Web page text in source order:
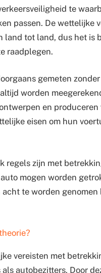
te
passen. De wettelijke
land tot land, dus het is
raadplegen.
gemeten
worden
en produceren
eisen om hun
regels zijn met
mogen worden
te worden
vereisten met
autobezitters. Door